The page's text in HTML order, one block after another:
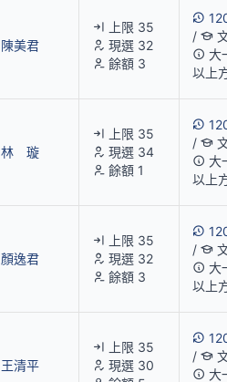
陳美君
上限 35
現選 32
餘額 3
/
大
以上
林 璇
上限 35
現選 34
餘額 1
/
大
以上
顏逸君
上限 35
現選 32
餘額 3
/
大
以上
王清平
上限 35
現選 30
/
大